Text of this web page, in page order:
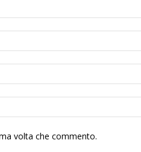
volta che commento.